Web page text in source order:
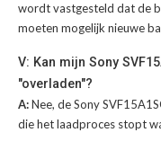
wordt vastgesteld dat de
moeten mogelijk nieuwe
V: Kan mijn Sony
"overladen"?
A:Nee, de Sony
die het laadproces stopt